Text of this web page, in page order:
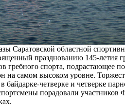
Саратовской областной
празднованию 145-летия
гребного спорта, подрастающее
самом высоком уровне.
четверке и четверке
порадовали участников